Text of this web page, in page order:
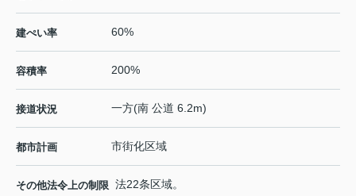
建ぺい率 60%
容積率 200%
接道状況 一方(南 公道 6.2m)
都市計画 市街化区域
その他法令上の制限 法22条区域。